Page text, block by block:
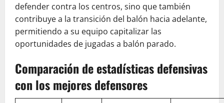
defender contra los centros, sino que también
contribuye a la transición del balón hacia adelante,
permitiendo a su equipo capitalizar las
oportunidades de jugadas a balón parado.
Comparación de estadísticas defensivas
con los mejores defensores